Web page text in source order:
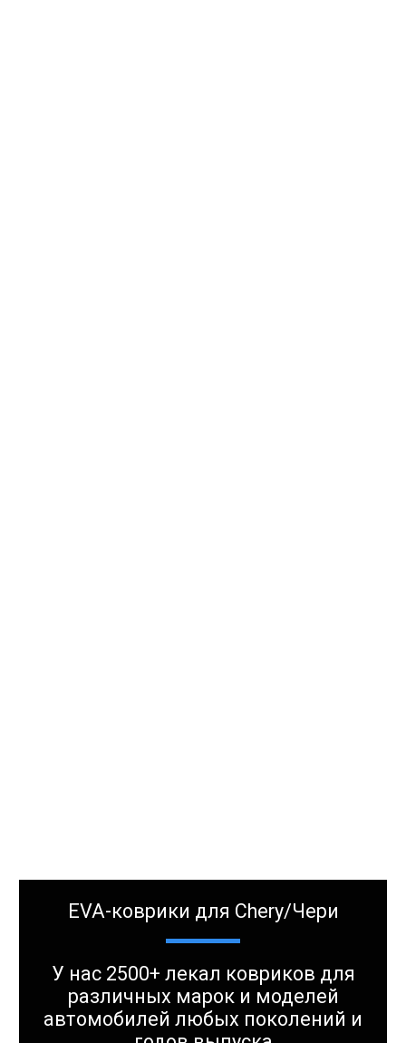
EVA-коврики для Chery/Чери
У нас 2500+ лекал ковриков для
различных марок и моделей
автомобилей любых поколений и